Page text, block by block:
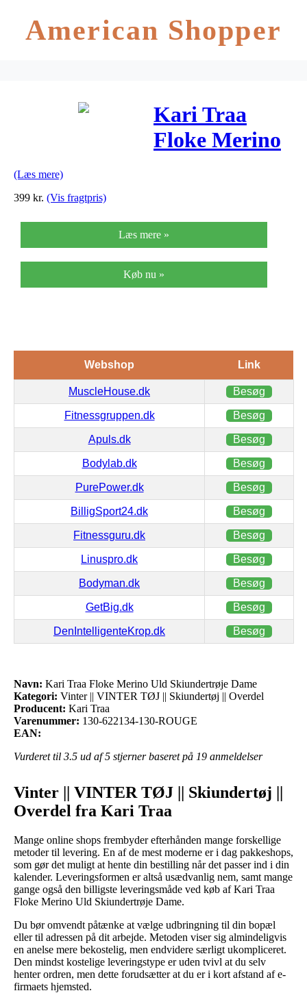
American Shopper
Kari Traa
Floke Merino
Dame
(Læs mere)
399 kr. (Vis fragtpris)
Læs mere »
Køb nu »
Webshop Link
MuscleHouse.dk Besøg
Fitnessgruppen.dk Besøg
Apuls.dk Besøg
Bodylab.dk Besøg
PurePower.dk Besøg
BilligSport24.dk Besøg
Fitnessguru.dk Besøg
Linuspro.dk Besøg
Bodyman.dk Besøg
GetBig.dk Besøg
DenIntelligenteKrop.dk Besøg
Navn: Kari Traa Floke Merino Uld Skiundertrøje Dame
Kategori: Vinter || VINTER TØJ || Skiundertøj || Overdel
Producent: Kari Traa
Varenummer: 130-622134-130-ROUGE
EAN:
Vurderet til 3.5 ud af 5 stjerner baseret på 19 anmeldelser
Vinter || VINTER TØJ || Skiundertøj ||
Overdel fra Kari Traa
Mange online shops frembyder efterhånden mange forskellige
metoder til levering. En af de mest moderne er i dag pakkeshops,
som gør det muligt at hente din bestilling når det passer ind i din
kalender. Leveringsformen er altså usædvanlig nem, samt mange
gange også den billigste leveringsmåde ved køb af Kari Traa
Floke Merino Uld Skiundertrøje Dame.
Du bør omvendt påtænke at vælge udbringning til din bopæl
eller til adressen på dit arbejde. Metoden viser sig almindeligvis
en anelse mere bekostelig, men endvidere særligt ukompliceret.
Den mindst kostelige leveringstype er uden tvivl at du selv
henter ordren, men dette forudsætter at du er i kort afstand af e-
firmaets hjemsted.